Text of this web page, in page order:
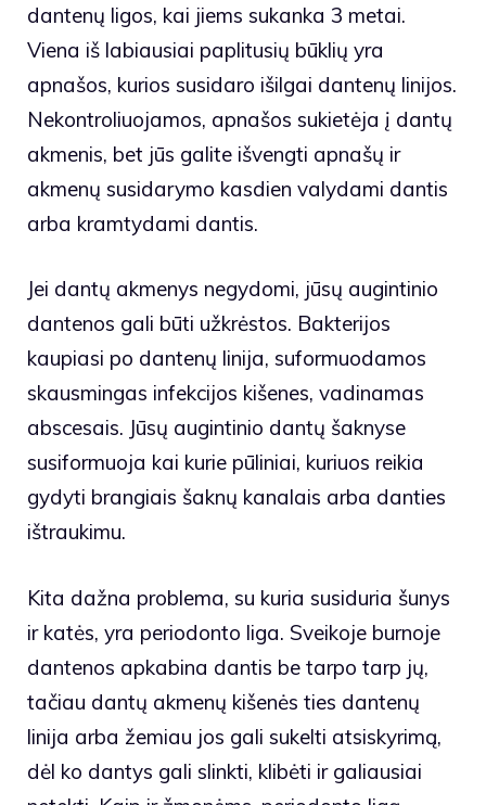
dantenų ligos, kai jiems sukanka 3 metai.
Viena iš labiausiai paplitusių būklių yra
apnašos, kurios susidaro išilgai dantenų linijos.
Nekontroliuojamos, apnašos sukietėja į dantų
akmenis, bet jūs galite išvengti apnašų ir
akmenų susidarymo kasdien valydami dantis
arba kramtydami dantis.
Jei dantų akmenys negydomi, jūsų augintinio
dantenos gali būti užkrėstos. Bakterijos
kaupiasi po dantenų linija, suformuodamos
skausmingas infekcijos kišenes, vadinamas
abscesais. Jūsų augintinio dantų šaknyse
susiformuoja kai kurie pūliniai, kuriuos reikia
gydyti brangiais šaknų kanalais arba danties
ištraukimu.
Kita dažna problema, su kuria susiduria šunys
ir katės, yra periodonto liga. Sveikoje burnoje
dantenos apkabina dantis be tarpo tarp jų,
tačiau dantų akmenų kišenės ties dantenų
linija arba žemiau jos gali sukelti atsiskyrimą,
dėl ko dantys gali slinkti, klibėti ir galiausiai